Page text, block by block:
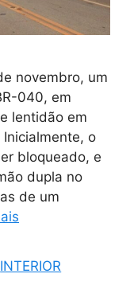
novembro, um
040, em
lentidão em
o
bloqueado, e
dupla no
de um
INTERIOR